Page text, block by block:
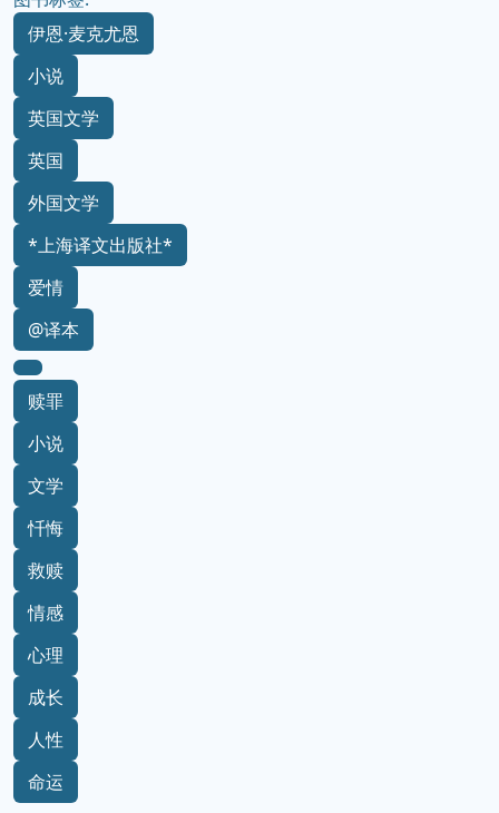
伊恩·麦克尤恩
小说
英国文学
英国
外国文学
*上海译文出版社*
爱情
@译本
赎罪
小说
文学
忏悔
救赎
情感
心理
成长
人性
命运